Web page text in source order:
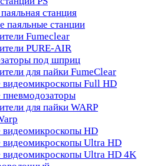
станция
паяльные станции
Fumeclear
PURE-AIR
под шприц
для пайки FumeClear
Full HD
для пайки WARP
HD
Ultra HD
Ultra HD 4K